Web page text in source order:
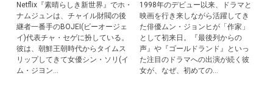
Netflix『素晴らしき新世界』でホ・
ナムジュンは、チャイル財閥の後
継者一番手のBOJEI(ビーオージェ
イ)代表チャ・セゲに扮している。
彼は、朝鮮王朝時代からタイムス
リップしてきて女優シン・ソリ(イ
ム・ジヨン...
1998年のデビュー以来、ドラマと
映画を行き来しながら活躍してき
た俳優ムン・ジョンヒが「作家」
として初来日。『最後列からの
声』や『ゴールドランド』といっ
た注目のドラマへの出演が続く彼
女が、なぜ、初めての...